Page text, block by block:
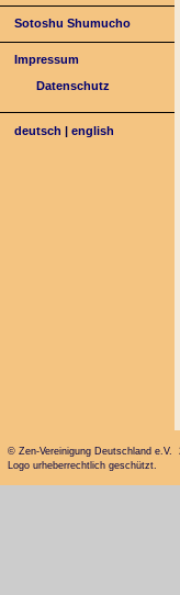
Sotoshu Shumucho
Impressum
Datenschutz
deutsch |english
© Zen-Vereinigung Deutschland e.V.
Logo urheberrechtlich geschützt.